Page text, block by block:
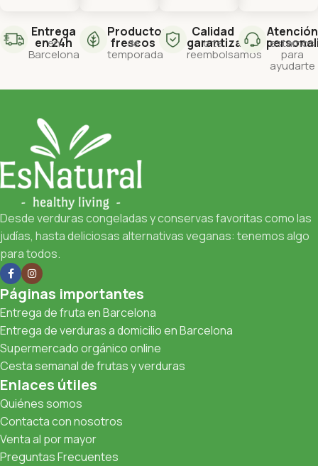
Entrega
en 24h
en
Barcelona
Productos
frescos
de
temporada
Calidad
garantizada
o te
reembolsamos
Atención
estamos
para
ayudarte
Desde verduras congeladas y conservas favoritas como las
judías, hasta deliciosas alternativas veganas: tenemos algo
para todos.
Páginas importantes
Entrega de fruta en Barcelona
Entrega de verduras a domicilio en Barcelona
Supermercado orgánico online
Cesta semanal de frutas y verduras
Enlaces útiles
Quiénes somos
Contacta con nosotros
Venta al por mayor
Preguntas Frecuentes